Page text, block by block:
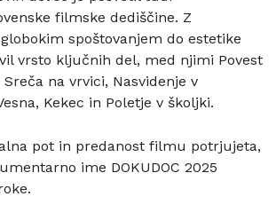
filmske dediščine. Z
spoštovanjem do estetike
vrsto ključnih del, med njimi Povest
na vrvici, Nasvidenje v
Kekec in Poletje v školjki.
pot in predanost filmu potrjujeta,
ime DOKUDOC 2025